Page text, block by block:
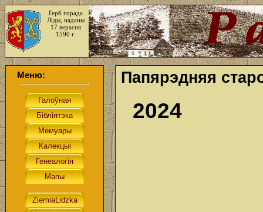
Герб горада
Ліды, наданы
17 верасня
1590 г.
Меню: Папярэдняя
2024